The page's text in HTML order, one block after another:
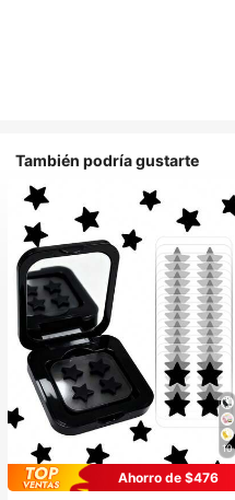
También podría gustarte
10
Ahorro de $476